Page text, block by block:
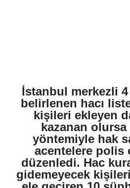
İstanbul merkezli
belirlenen hacı
kişileri ekleyen
kazanan olursa
yöntemiyle hak
acentelere polis
düzenledi. Hac
gidemeyecek